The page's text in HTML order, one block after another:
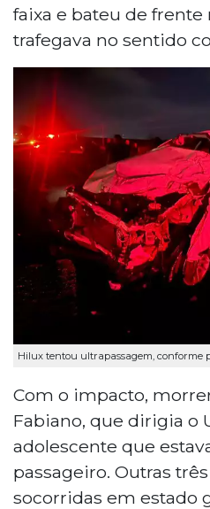
faixa e bateu de frente
trafegava no sentido
Hilux tentou ultrapassagem, conforme
Com o impacto,
Fabiano, que dirigia o
adolescente que
passageiro. Outras
socorridas em estado